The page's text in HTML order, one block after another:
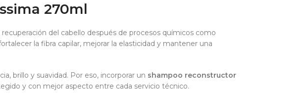
270ml
del cabello después de procesos químicos como
la fibra capilar, mejorar la elasticidad y mantener una
brillo y suavidad. Por eso, incorporar un shampoo reconstructor
y con mejor aspecto entre cada servicio técnico.